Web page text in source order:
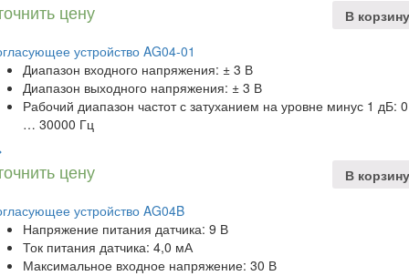
В корзину
цену
устройство AG04-01
Диапазон входного напряжения: ± 3 В
Диапазон выходного напряжения: ± 3 В
Рабочий диапазон частот с затуханием на уровне минус 1 дБ:
… 30000 Гц
В корзину
цену
устройство AG04B
Напряжение питания датчика: 9 В
Ток питания датчика: 4,0 мА
Максимальное входное напряжение: 30 В